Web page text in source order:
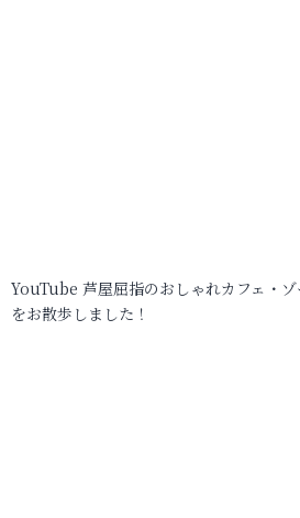
YouTube 芦屋屈指のおしゃれカフェ・
をお散歩しました！